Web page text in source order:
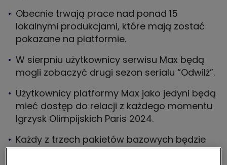
Obecnie trwają prace nad ponad 15
lokalnymi produkcjami, które mają zostać
pokazane na platformie.
W sierpniu użytkownicy serwisu Max będą
mogli zobaczyć drugi sezon serialu “Odwilż”.
Użytkownicy platformy Max jako jedyni będą
mieć dostęp do relacji z każdego momentu
Igrzysk Olimpijskich Paris 2024.
Każdy z trzech pakietów bazowych będzie
można rozszerzyć o dodatkowy pakiet